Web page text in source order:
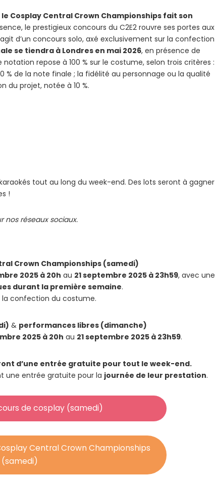
Cosplay Central Crown Championships fait son
le prestigieux concours du C2E2 rouvre ses portes aux
d’un concours solo, axé exclusivement sur la confection
se tiendra à Londres en mai 2026, en présence de
repose à 100 % sur le costume, selon trois critères :
de la note finale ; la fidélité au personnage ou la qualité
du projet, notée à 10 %.
tout au long du week-end. Des lots seront à gagner
!
nos réseaux sociaux.
Crown Championships (samedi)
2025 à 20h au 21 septembre 2025 à 23h59, avec une
durant la première semaine.
la confection du costume.
& performances libres (dimanche)
2025 à 20h au 21 septembre 2025 à 23h59.
d’une entrée gratuite pour tout le week-end.
une entrée gratuite pour la journée de leur prestation.
de cosplay (samedi)
Central Crown Championships
(samedi)